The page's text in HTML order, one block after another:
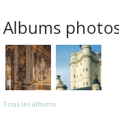
Albums
Tous les albums